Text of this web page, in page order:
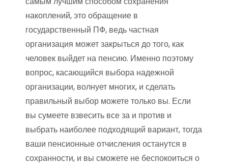
накоплений, это обращение в
государственный ПФ, ведь частная
организация может закрыться до того, как
человек выйдет на пенсию. Именно поэтому
вопрос, касающийся выбора надежной
организации, волнует многих, и сделать
правильный выбор можете только вы. Если
вы сумеете взвесить все за и против и
выбрать наиболее подходящий вариант, тогда
ваши пенсионные отчисления останутся в
сохранности, и вы сможете не беспокоиться о